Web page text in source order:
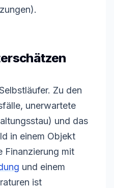
Zu den
unerwartete
und das
in einem Objekt
Finanzierung mit
und einem
ist